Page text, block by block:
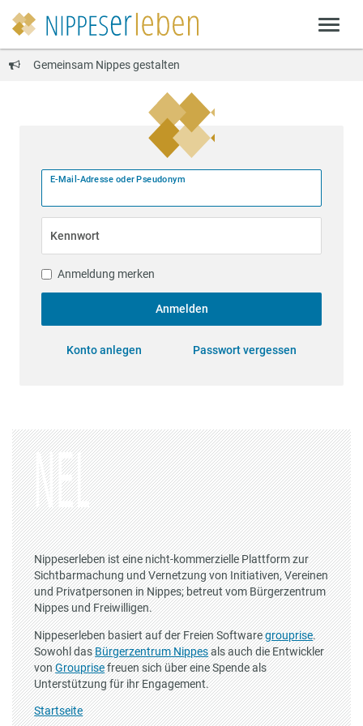
Gemeinsam Nippes gestalten
E-Mail-Adresse oder Pseudonym
Kennwort
Anmeldung merken
Anmelden
Konto anlegen Passwort vergessen
Nippeserleben ist eine nicht-kommerzielle Plattform zur
Sichtbarmachung und Vernetzung von Initiativen, Vereinen
und Privatpersonen in Nippes; betreut vom Bürgerzentrum
Nippes und Freiwilligen.
Nippeserleben basiert auf der Freien Softwaregrouprise.
Sowohl dasBürgerzentrum Nippesals auch die Entwickler
vonGrouprisefreuen sich über eine Spende als
Unterstützung für ihr Engagement.
Startseite